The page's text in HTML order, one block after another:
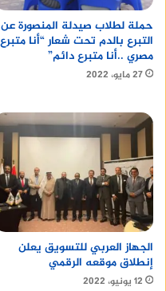
حملة لطلاب صيدلة المنصورة عن
التبرع بالدم تحت شعار “أنا متبرع
مصري ..أنا متبرع دائم”
27 مايو، 2022
الجهاز العربي للتسويق يعلن
إنطلاق موقعه الرقمي
12 يونيو، 2022